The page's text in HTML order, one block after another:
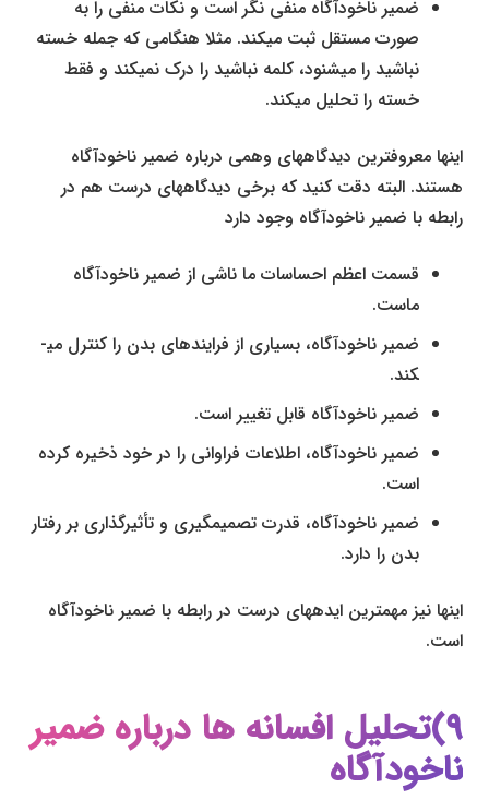
ضمیر ناخودآگاه منفی نگر است و نکات منفی را به
صورت مستقل ثبت می­کند. مثلا هنگامی که جمله خسته
نباشید را می­شنود، کلمه نباشید را درک نمی­کند و فقط
خسته را تحلیل می­کند.
این­ها معروف­ترین دیدگا­ه­های وهمی درباره ضمیر ناخودآگاه
هستند. البته دقت کنید که برخی دیدگاه­های درست هم در
رابطه با ضمیر ناخودآگاه وجود دارد
قسمت اعظم احساسات ما ناشی از ضمیر ناخودآگاه
ماست.
ضمیر ناخودآگاه، بسیاری از فرایندهای بدن را کنترل می­
کند.
ضمیر ناخودآگاه قابل تغییر است.
ضمیر ناخودآگاه، اطلاعات فراوانی را در خود ذخیره کرده
است.
ضمیر ناخودآگاه، قدرت تصمیم­گیری و تأثیرگذاری بر رفتار
بدن را دارد.
این­ها نیز مهم­ترین ایده­های درست در رابطه با ضمیر ناخودآگاه
است.
۹)تحلیل افسانه­ ها درباره ضمیر
ناخودآگاه